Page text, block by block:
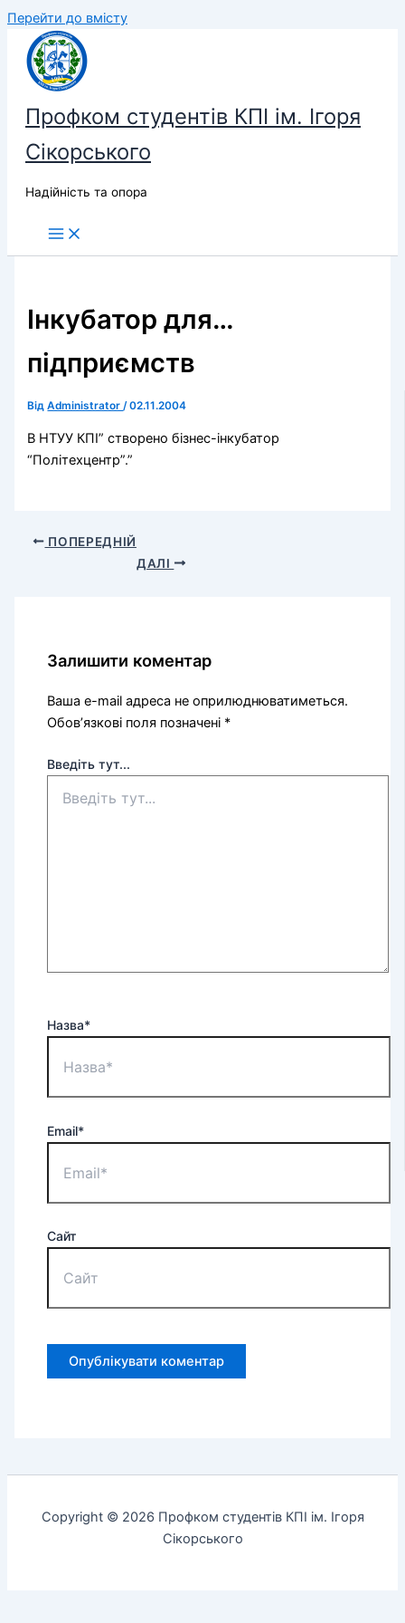
Перейти до вмісту
Профком студентів КПІ ім. Ігоря
Сікорського
Надійність та опора
Інкубатор для…
підприємств
ВідAdministrator/02.11.2004
В НТУУ КПІ” створено бізнес-інкубатор
“Політехцентр”.”
ПОПЕРЕДНІЙ
ДАЛІ
Залишити коментар
Ваша e-mail адреса не оприлюднюватиметься.
Обов’язкові поля позначені *
Введіть тут...
Назва*
Email*
Сайт
Copyright © 2026 Профком студентів КПІ ім. Ігоря
Сікорського